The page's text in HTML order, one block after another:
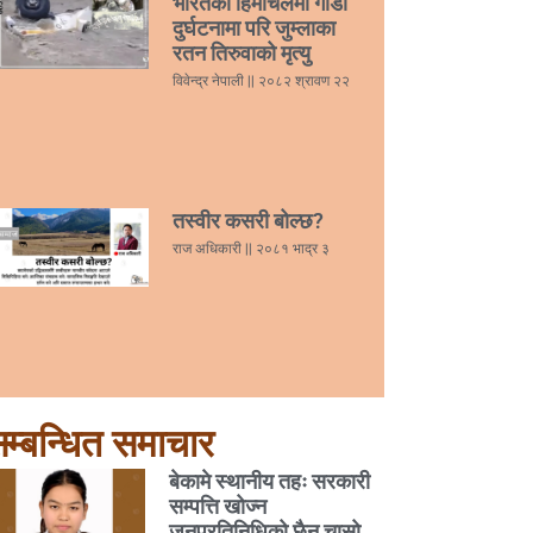
दुर्घटनामा परि जुम्लाका
रतन तिरुवाको मृत्यु
विवेन्द्र नेपाली २०८२ श्रावण २२
तस्वीर कसरी बोल्छ?
राज अधिकारी २०८१ भाद्र ३
समाचार
बेकामे स्थानीय तहः सरकारी
सम्पत्ति खोज्न